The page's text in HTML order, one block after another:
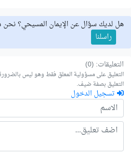
هل لديك سؤال عن الإيمان المسيحي؟ نحن
راسلنا
التعليقات: (0)
التعليق على مسؤولية المعلق فقط وهو ليس
التعليق بصفة ضيف.
تسجيل الدخول